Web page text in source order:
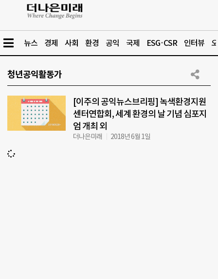
뉴스 경제 사회 환경 공익 국제 ESG·CSR 인터뷰
청년공익활동가
[이주의 공익뉴스브리핑] 녹색환경지원
센터연합회, 세계 환경의 날 기념 심포지
엄 개최 외
더나은미래 2018년 6월 1일